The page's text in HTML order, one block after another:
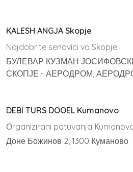
KALESH ANGJA Skopje
Najdobrite sendvici vo Skopje
БУЛЕВАР КУЗМАН ЈОСИФОВСКИ
СКОПЈЕ - АЕРОДРОМ,
DEBI TURS DOOEL Kumanovo
Оrganizirani patuvanja
Доне Божинов 2, 1300 Куманово